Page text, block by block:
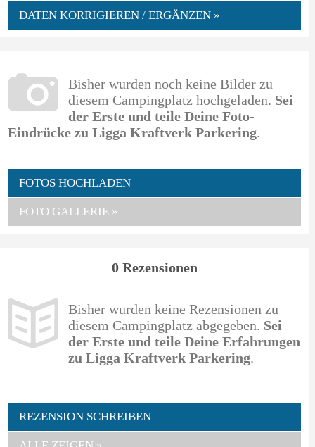
DATEN KORRIGIEREN / ERGÄNZEN »
Bisher wurden noch keine Bilder zu
diesem Campingplatz hochgeladen. Sei
der Erste und teile Deine Foto-
Eindrücke zu Ligga Kraftverk Parkering.
FOTOS HOCHLADEN
FOTO GALLERIE »
0 Rezensionen
Bisher wurden keine Rezensionen zu
diesem Campingplatz abgegeben. Sei
der Erste und teile Deine Erfahrungen
zu Ligga Kraftverk Parkering.
REZENSION SCHREIBEN